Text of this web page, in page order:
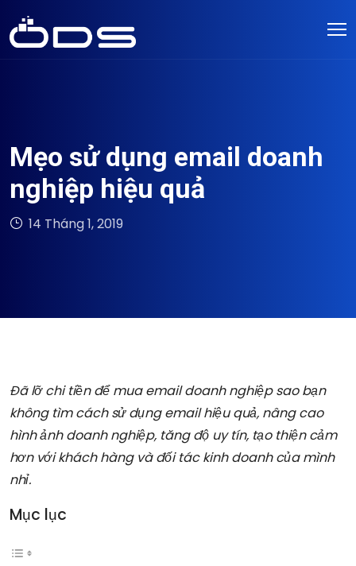
Mẹo sử dụng email doanh
nghiệp hiệu quả
14 Tháng 1, 2019
Đã lỡ chi tiền để mua email doanh nghiệp sao bạn
không tìm cách sử dụng email hiệu quả, nâng cao
hình ảnh doanh nghiệp, tăng độ uy tín, tạo thiện cảm
hơn với khách hàng và đối tác kinh doanh của mình
nhỉ.
Mục lục